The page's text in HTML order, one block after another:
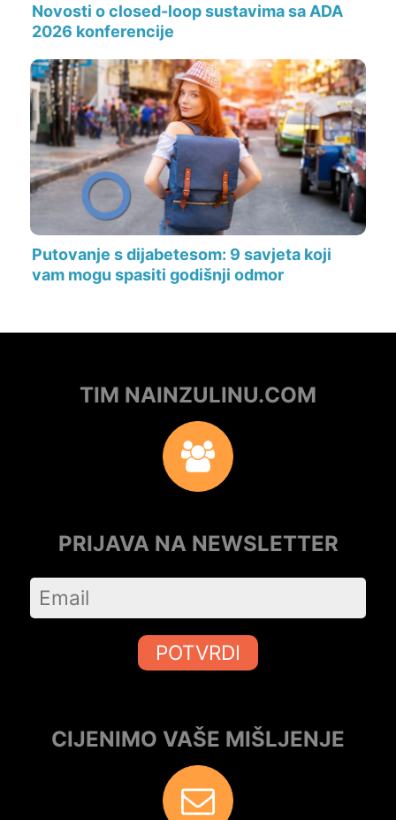
Novosti o closed-loop sustavima sa ADA
2026 konferencije
Putovanje s dijabetesom: 9 savjeta koji
vam mogu spasiti godišnji odmor
TIM NAINZULINU.COM
PRIJAVA NA NEWSLETTER
POTVRDI
CIJENIMO VAŠE MIŠLJENJE